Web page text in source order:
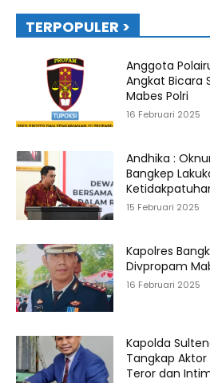
TERPOPULER >
Anggota
Angkat Bicara
Mabes Polri
16 Februari 2025
Andhika :
Bangkep
15 Februari 2025
Kapolres
Divpropam
16 Februari 2025
Kapolda
Tangkap
Teror dan